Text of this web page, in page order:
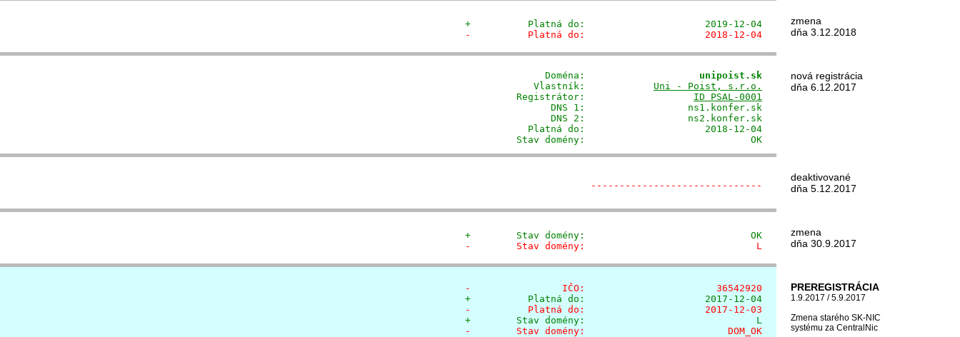
+          Platná do:                     2019-12-04
-          Platná do:                     2018-12-04
zmena
dňa 3.12.2018
              Doména:
                   unipoist.sk
            Vlastník:
Uni - Poist, s.r.o.
         Registrátor:
ID PSAL-0001
                DNS 1:                  ns1.konfer.sk
                DNS 2:                  ns2.konfer.sk
           Platná do:                     2018-12-04
         Stav domény:                             OK
nová registrácia
dňa 6.12.2017
------------------------------
deaktivované
dňa 5.12.2017
+        Stav domény:                             OK
-        Stav domény:                              L
zmena
dňa 30.9.2017
-                IČO:                       36542920
+          Platná do:                     2017-12-04
-          Platná do:                     2017-12-03
+        Stav domény:                              L
-        Stav domény:                         DOM_OK
PREREGISTRÁCIA
1.9.2017 / 5.9.2017
Zmena starého SK-NIC
systému za CentralNic